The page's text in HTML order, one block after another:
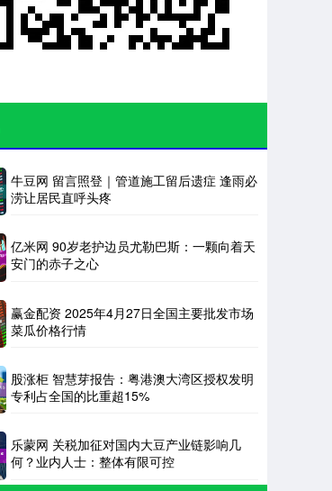
牛豆网 留言照登｜管道施工留后遗症 逢雨必
涝让居民直呼头疼
亿米网 90岁老护边员尤勒巴斯：一颗向着天
安门的赤子之心
赢金配资 2025年4月27日全国主要批发市场
菜瓜价格行情
股涨柜 智慧芽报告：粤港澳大湾区授权发明
专利占全国的比重超15%
乐蒙网 关税加征对国内大豆产业链影响几
何？业内人士：整体有限可控